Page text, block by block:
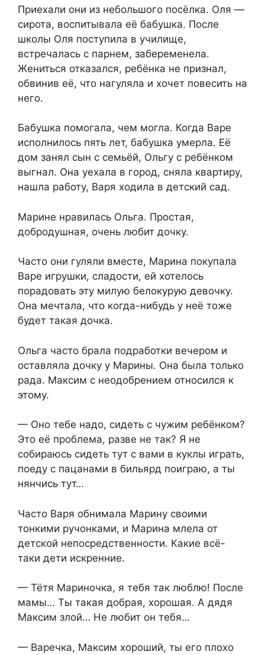
Приехали они из небольшого посёлка. Оля —
сирота, воспитывала её бабушка. После
школы Оля поступила в училище,
встречалась с парнем, забеременела.
Жениться отказался, ребёнка не признал,
обвинив её, что нагуляла и хочет повесить на
него.
Бабушка помогала, чем могла. Когда Варе
исполнилось пять лет, бабушка умерла. Её
дом занял сын с семьёй, Ольгу с ребёнком
выгнал. Она уехала в город, сняла квартиру,
нашла работу, Варя ходила в детский сад.
Марине нравилась Ольга. Простая,
добродушная, очень любит дочку.
Часто они гуляли вместе, Марина покупала
Варе игрушки, сладости, ей хотелось
порадовать эту милую белокурую девочку.
Она мечтала, что когда-нибудь у неё тоже
будет такая дочка.
Ольга часто брала подработки вечером и
оставляла дочку у Марины. Она была только
рада. Максим с неодобрением относился к
этому.
— Оно тебе надо, сидеть с чужим ребёнком?
Это её проблема, разве не так? Я не
собираюсь сидеть тут с вами в куклы играть,
поеду с пацанами в бильярд поиграю, а ты
нянчись тут…
Часто Варя обнимала Марину своими
тонкими ручонками, и Марина млела от
детской непосредственности. Какие всё-
таки дети искренние.
— Тётя Мариночка, я тебя так люблю! После
мамы… Ты такая добрая, хорошая. А дядя
Максим злой… Не любит он тебя…
— Варечка, Максим хороший, ты его плохо